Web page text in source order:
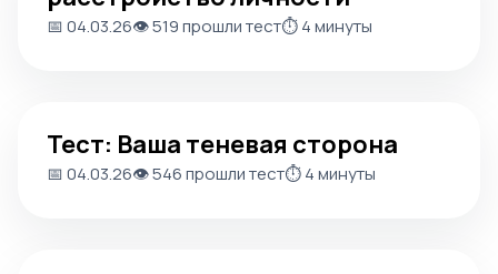
📅 04.03.26👁️ 519 прошли тест⏱️ 4 минуты
Тест: Ваша теневая сторона
📅 04.03.26👁️ 546 прошли тест⏱️ 4 минуты